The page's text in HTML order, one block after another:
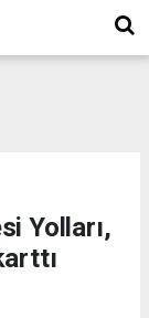
Yolları,